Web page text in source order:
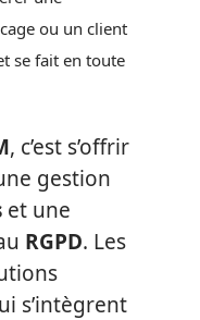
ou un client
se fait en toute
, c’est s’offrir
gestion
et une
RGPD. Les
s’intègrent